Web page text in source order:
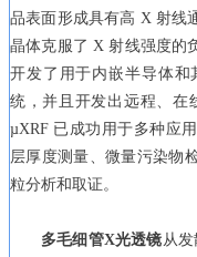
品表面形成具有高 X 射线
晶体克服了 X 射线强度的
开发了用于内嵌半导体和
统，并且开发出远程、在
µXRF 已成功用于多种应
层厚度测量、微量污染物
粒分析和取证。
多毛细管X光透镜 从